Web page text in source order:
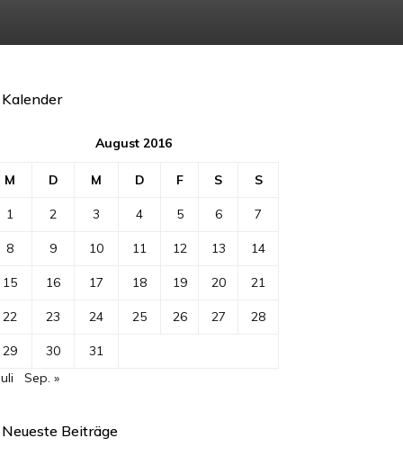
Kalender
August 2016
M D M D F S S
1 2 3 4 5 6 7
8 9 10 11 12 13 14
15 16 17 18 19 20 21
22 23 24 25 26 27 28
29 30
31
Sep. »
Neueste Beiträge